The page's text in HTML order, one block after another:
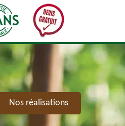
Nos réalisations